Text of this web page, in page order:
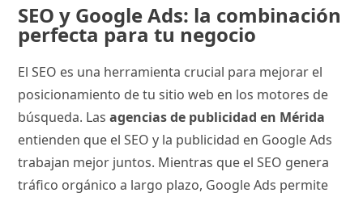
SEO y Google Ads: la combinación
perfecta para tu negocio
El SEO es una herramienta crucial para mejorar el
posicionamiento de tu sitio web en los motores de
búsqueda. Lasagencias de publicidad en Mérida
entienden que el SEO y la publicidad en Google Ads
trabajan mejor juntos. Mientras que el SEO genera
tráfico orgánico a largo plazo, Google Ads permite